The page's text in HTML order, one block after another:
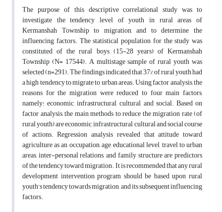
The purpose of this descriptive correlational study was to
investigate the tendency level of youth in rural areas of
Kermanshah Township to migration, and to determine the
influencing factors. The statistical population for the study was
constituted of the rural boys (15-28 years) of Kermanshah
Township (N= 17544). A multistage sample of rural youth was
selected (n=291). The findings indicated that 37% of rural youth had
a high tendency to migrate to urban areas. Using factor analysis, the
reasons for the migration were reduced to four main factors,
namely: economic, infrastructural, cultural, and social. Based on
factor analysis, the main methods to reduce the migration rate (of
rural youth) are economic, infrastructural, cultural and social course
of actions. Regression analysis revealed that attitude toward
agriculture as an occupation, age, educational level, travel to urban
areas, inter-personal relations, and family structure are predictors
of the tendency toward migration. It is recommended that any rural
development intervention program should be based upon rural
youth's tendency towards migration, and its subsequent influencing
factors.